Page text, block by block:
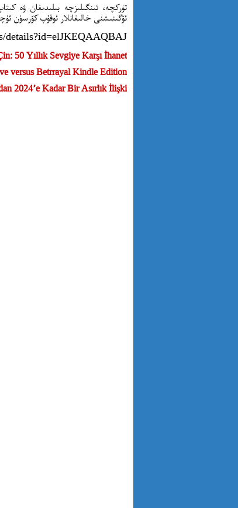
تۈركچە، ئىنگىلىزچە بىلىدىغان ۋە
ئۆگىنىشنى خالىغانلار ئوقۇپ كۆرسۈن
details?id=elJKEQAAQBAJ
50 Yıllık Sevgiye Karşı İhanet
versus BetrrayalKindle Edition
2024’e Kadar Bir Asırlık İlişki